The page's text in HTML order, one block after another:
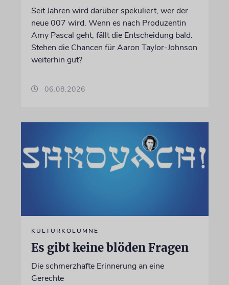
Seit Jahren wird darüber spekuliert, wer der
neue 007 wird. Wenn es nach Produzentin
Amy Pascal geht, fällt die Entscheidung bald.
Stehen die Chancen für Aaron Taylor-Johnson
weiterhin gut?
06.08.2026
KULTURKOLUMNE
Es gibt keine blöden Fragen
Die schmerzhafte Erinnerung an eine
Gerechte